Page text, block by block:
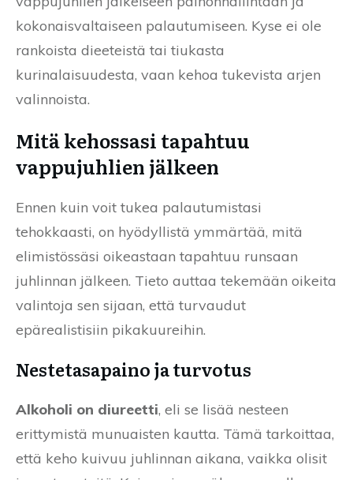
kokonaisvaltaiseen palautumiseen. Kyse ei ole
rankoista dieeteistä tai tiukasta
kurinalaisuudesta, vaan kehoa tukevista arjen
valinnoista.
Mitä kehossasi tapahtuu
vappujuhlien jälkeen
Ennen kuin voit tukea palautumistasi
tehokkaasti, on hyödyllistä ymmärtää, mitä
elimistössäsi oikeastaan tapahtuu runsaan
juhlinnan jälkeen. Tieto auttaa tekemään oikeita
valintoja sen sijaan, että turvaudut
epärealistisiin pikakuureihin.
Nestetasapaino ja turvotus
Alkoholi on diureetti, eli se lisää nesteen
erittymistä munuaisten kautta. Tämä tarkoittaa,
että keho kuivuu juhlinnan aikana, vaikka olisit